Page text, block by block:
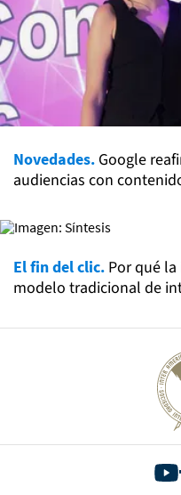
Novedades. Google
audiencias con
El fin del clic. Por qué
modelo tradicional de